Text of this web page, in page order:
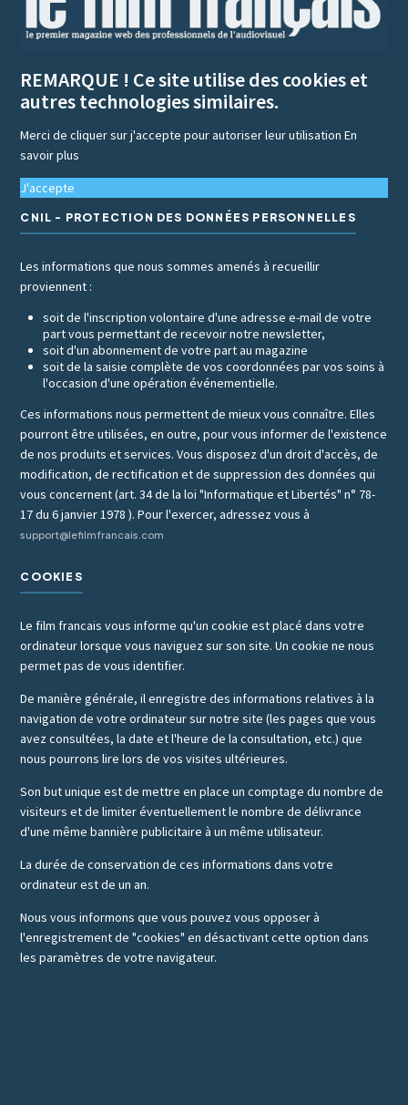
REMARQUE ! Ce site utilise des cookies et
autres technologies similaires.
Merci de cliquer sur j'accepte pour autoriser leur utilisationEn
savoir plus
J'accepte
CNIL - PROTECTION DES DONNÉES PERSONNELLES
Les informations que nous sommes amenés à recueillir
proviennent :
soit de l'inscription volontaire d'une adresse e-mail de votre
part vous permettant de recevoir notre newsletter,
soit d'un abonnement de votre part au magazine
soit de la saisie complète de vos coordonnées par vos soins à
l'occasion d'une opération événementielle.
Ces informations nous permettent de mieux vous connaître. Elles
pourront être utilisées, en outre, pour vous informer de l'existence
de nos produits et services. Vous disposez d'un droit d'accès, de
modification, de rectification et de suppression des données qui
vous concernent (art. 34 de la loi "Informatique et Libertés" n° 78-
17 du 6 janvier 1978 ). Pour l'exercer, adressez vous à
support@lefilmfrancais.com
COOKIES
Le film francais vous informe qu'un cookie est placé dans votre
ordinateur lorsque vous naviguez sur son site. Un cookie ne nous
permet pas de vous identifier.
De manière générale, il enregistre des informations relatives à la
navigation de votre ordinateur sur notre site (les pages que vous
avez consultées, la date et l'heure de la consultation, etc.) que
nous pourrons lire lors de vos visites ultérieures.
Son but unique est de mettre en place un comptage du nombre de
visiteurs et de limiter éventuellement le nombre de délivrance
d'une même bannière publicitaire à un même utilisateur.
La durée de conservation de ces informations dans votre
ordinateur est de un an.
Nous vous informons que vous pouvez vous opposer à
l'enregistrement de "cookies" en désactivant cette option dans
les paramètres de votre navigateur.